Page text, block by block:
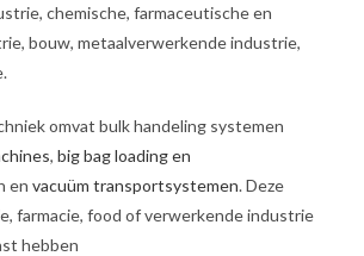
chemische, farmaceutische en
bouw, metaalverwerkende industrie,
omvat bulk handeling systemen
,big bag loading en
en vacuüm transportsystemen. Deze
farmacie, food of verwerkende industrie
hebben